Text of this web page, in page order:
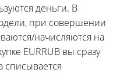
деньги. В
при совершении
начисляются на
EURRUB вы сразу
списывается